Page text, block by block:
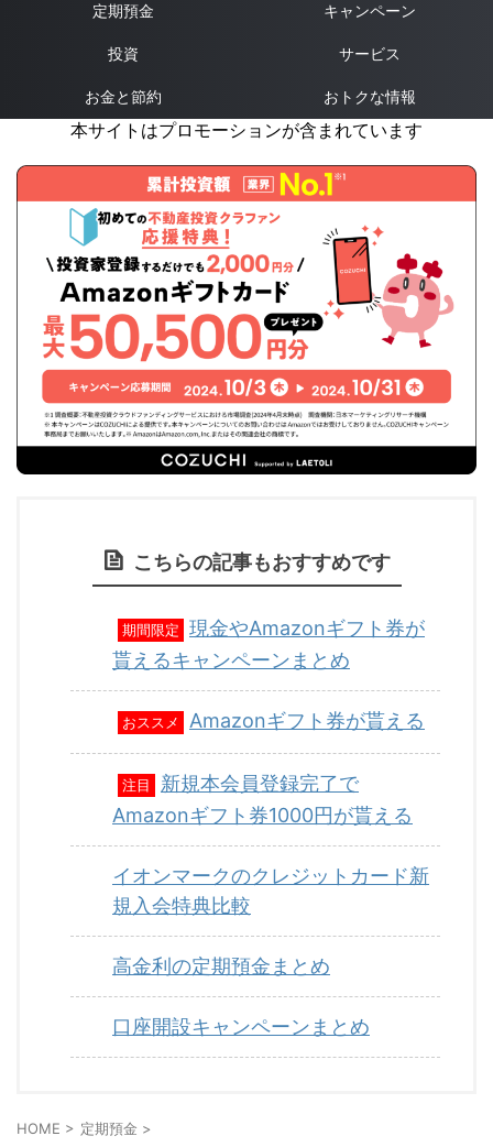
定期預金 キャンペーン
投資 サービス
お金と節約 おトクな情報
本サイトはプロモーションが含まれています
こちらの記事もおすすめです
期間限定
現金やAmazonギフト券が
貰えるキャンペーンまとめ
おススメ Amazonギフト券が貰える
注目
新規本会員登録完了で
Amazonギフト券1000円が貰える
イオンマークのクレジットカード新
規入会特典比較
高金利の定期預金まとめ
口座開設キャンペーンまとめ
HOME > 定期預金 >